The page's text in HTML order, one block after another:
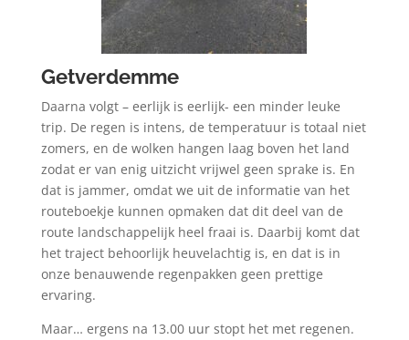
Getverdemme
Daarna volgt – eerlijk is eerlijk- een minder leuke
trip. De regen is intens, de temperatuur is totaal niet
zomers, en de wolken hangen laag boven het land
zodat er van enig uitzicht vrijwel geen sprake is. En
dat is jammer, omdat we uit de informatie van het
routeboekje kunnen opmaken dat dit deel van de
route landschappelijk heel fraai is. Daarbij komt dat
het traject behoorlijk heuvelachtig is, en dat is in
onze benauwende regenpakken geen prettige
ervaring.
Maar… ergens na 13.00 uur stopt het met regenen.